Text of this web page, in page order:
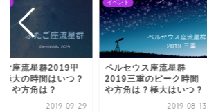
ご座流星群2019甲
極大の時間はいつ？
クや方角は？
2019-09-29
イベント
ペルセウス座流星群
2019三重のピーク時間
や方角は？極大はいつ？
2019-08-13